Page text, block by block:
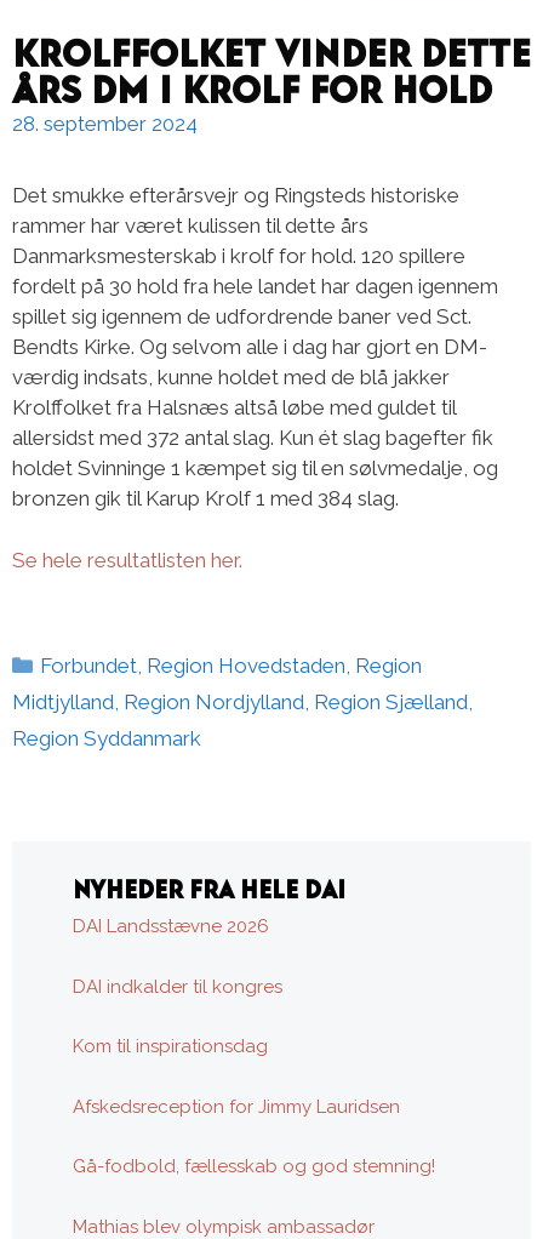
Krolffolket vinder dette
års DM i krolf for hold
28. september 2024
Det smukke efterårsvejr og Ringsteds historiske
rammer har været kulissen til dette års
Danmarksmesterskab i krolf for hold. 120 spillere
fordelt på 30 hold fra hele landet har dagen igennem
spillet sig igennem de udfordrende baner ved Sct.
Bendts Kirke. Og selvom alle i dag har gjort en DM-
værdig indsats, kunne holdet med de blå jakker
Krolffolket fra Halsnæs altså løbe med guldet til
allersidst med 372 antal slag. Kun ét slag bagefter fik
holdet Svinninge 1 kæmpet sig til en sølvmedalje, og
bronzen gik til Karup Krolf 1 med 384 slag.
Se hele resultatlisten her.
Kategorier
Forbundet, Region Hovedstaden, Region
Midtjylland, Region Nordjylland, Region Sjælland,
Region Syddanmark
NYHEDER FRA HELE DAI
DAI Landsstævne 2026
DAI indkalder til kongres
Kom til inspirationsdag
Afskedsreception for Jimmy Lauridsen
Gå-fodbold, fællesskab og god stemning!
Mathias blev olympisk ambassadør